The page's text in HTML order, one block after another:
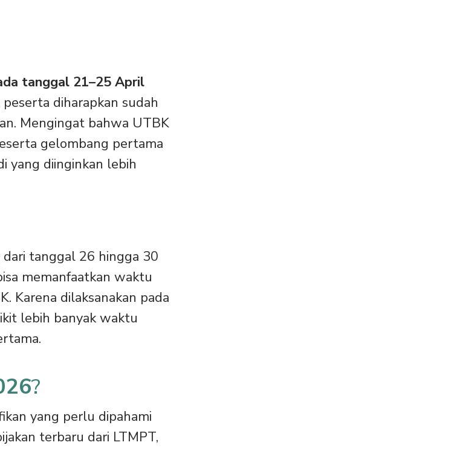
tanggal 21–25 April
diharapkan sudah
Mengingat bahwa UTBK
gelombang pertama
yang diinginkan lebih
tanggal 26 hingga 30
memanfaatkan waktu
Karena dilaksanakan pada
lebih banyak waktu
?
yang perlu dipahami
terbaru dari LTMPT,